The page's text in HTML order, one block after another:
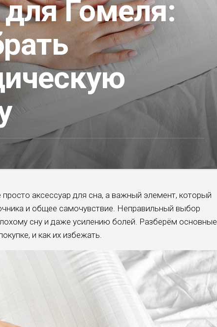
Гомеля:
просто аксессуар для сна, а важный элемент, который
и общее самочувствие. Неправильный выбор
сну и даже усилению болей. Разберём основные
и как их избежать.